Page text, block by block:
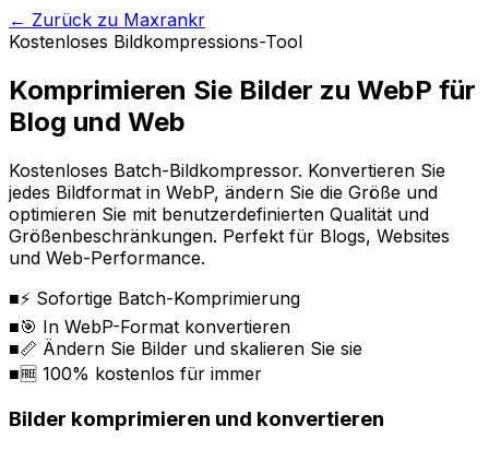
← Zurück zu Maxrankr
Kostenloses Bildkompressions-Tool
Komprimieren Sie Bilder zu WebP für
Blog und Web
Kostenloses Batch-Bildkompressor. Konvertieren Sie
jedes Bildformat in WebP, ändern Sie die Größe und
optimieren Sie mit benutzerdefinierten Qualität und
Größenbeschränkungen. Perfekt für Blogs, Websites
und Web-Performance.
■⚡ Sofortige Batch-Komprimierung
■🎯 In WebP-Format konvertieren
■📏 Ändern Sie Bilder und skalieren Sie sie
■🆓 100% kostenlos für immer
Bilder komprimieren und konvertieren